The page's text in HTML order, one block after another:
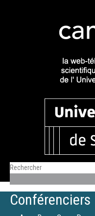
Conférenciers